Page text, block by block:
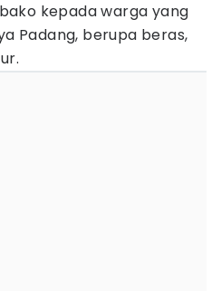
kepada warga yang
Padang, berupa beras,